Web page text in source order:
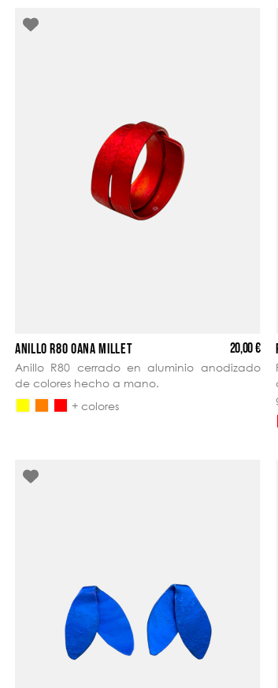
ANILLO R80 OANA MILLET 20,00 €
Anillo R80 cerrado en aluminio anodizado
de colores hecho a mano.
+ colores